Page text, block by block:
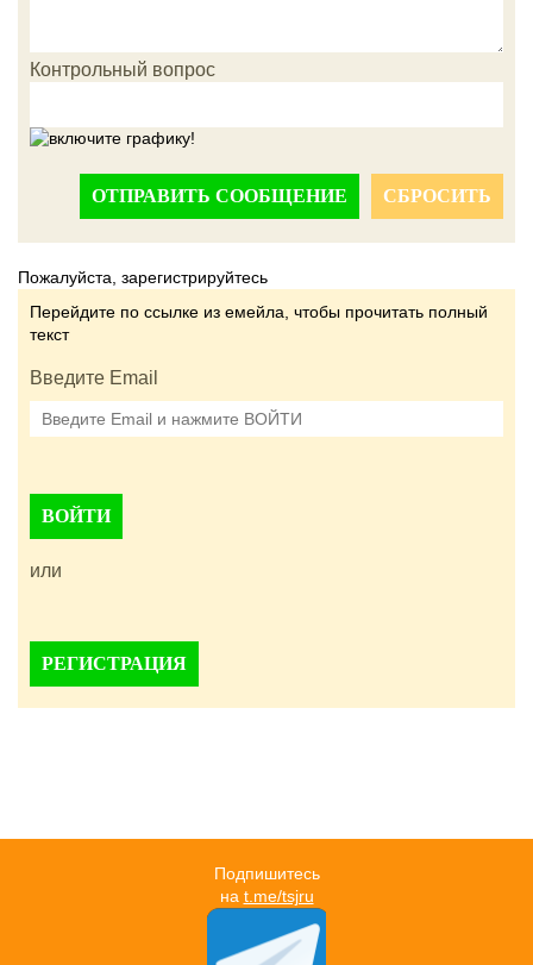
Контрольный вопрос
ОТПРАВИТЬ СООБЩЕНИЕ СБРОСИТЬ
Пожалуйста, зарегистрируйтесь
Перейдите по ссылке из емейла, чтобы прочитать полный
текст
Введите Email
ВОЙТИ
или
РЕГИСТРАЦИЯ
Подпишитесь
на t.me/tsjru